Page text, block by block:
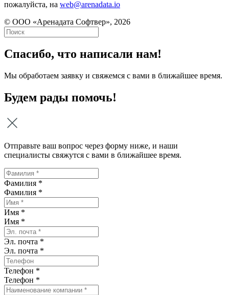
пожалуйста, на web@arenadata.io
© ООО «Аренадата Софтвер», 2026
Спасибо, что написали нам!
Мы обработаем заявку и свяжемся с вами в ближайшее время.
Будем рады помочь!
Отправьте ваш вопрос через форму ниже, и наши
специалисты свяжутся с вами в ближайшее время.
Фамилия *
Фамилия *
Имя *
Имя *
Эл. почта *
Эл. почта *
Телефон *
Телефон *